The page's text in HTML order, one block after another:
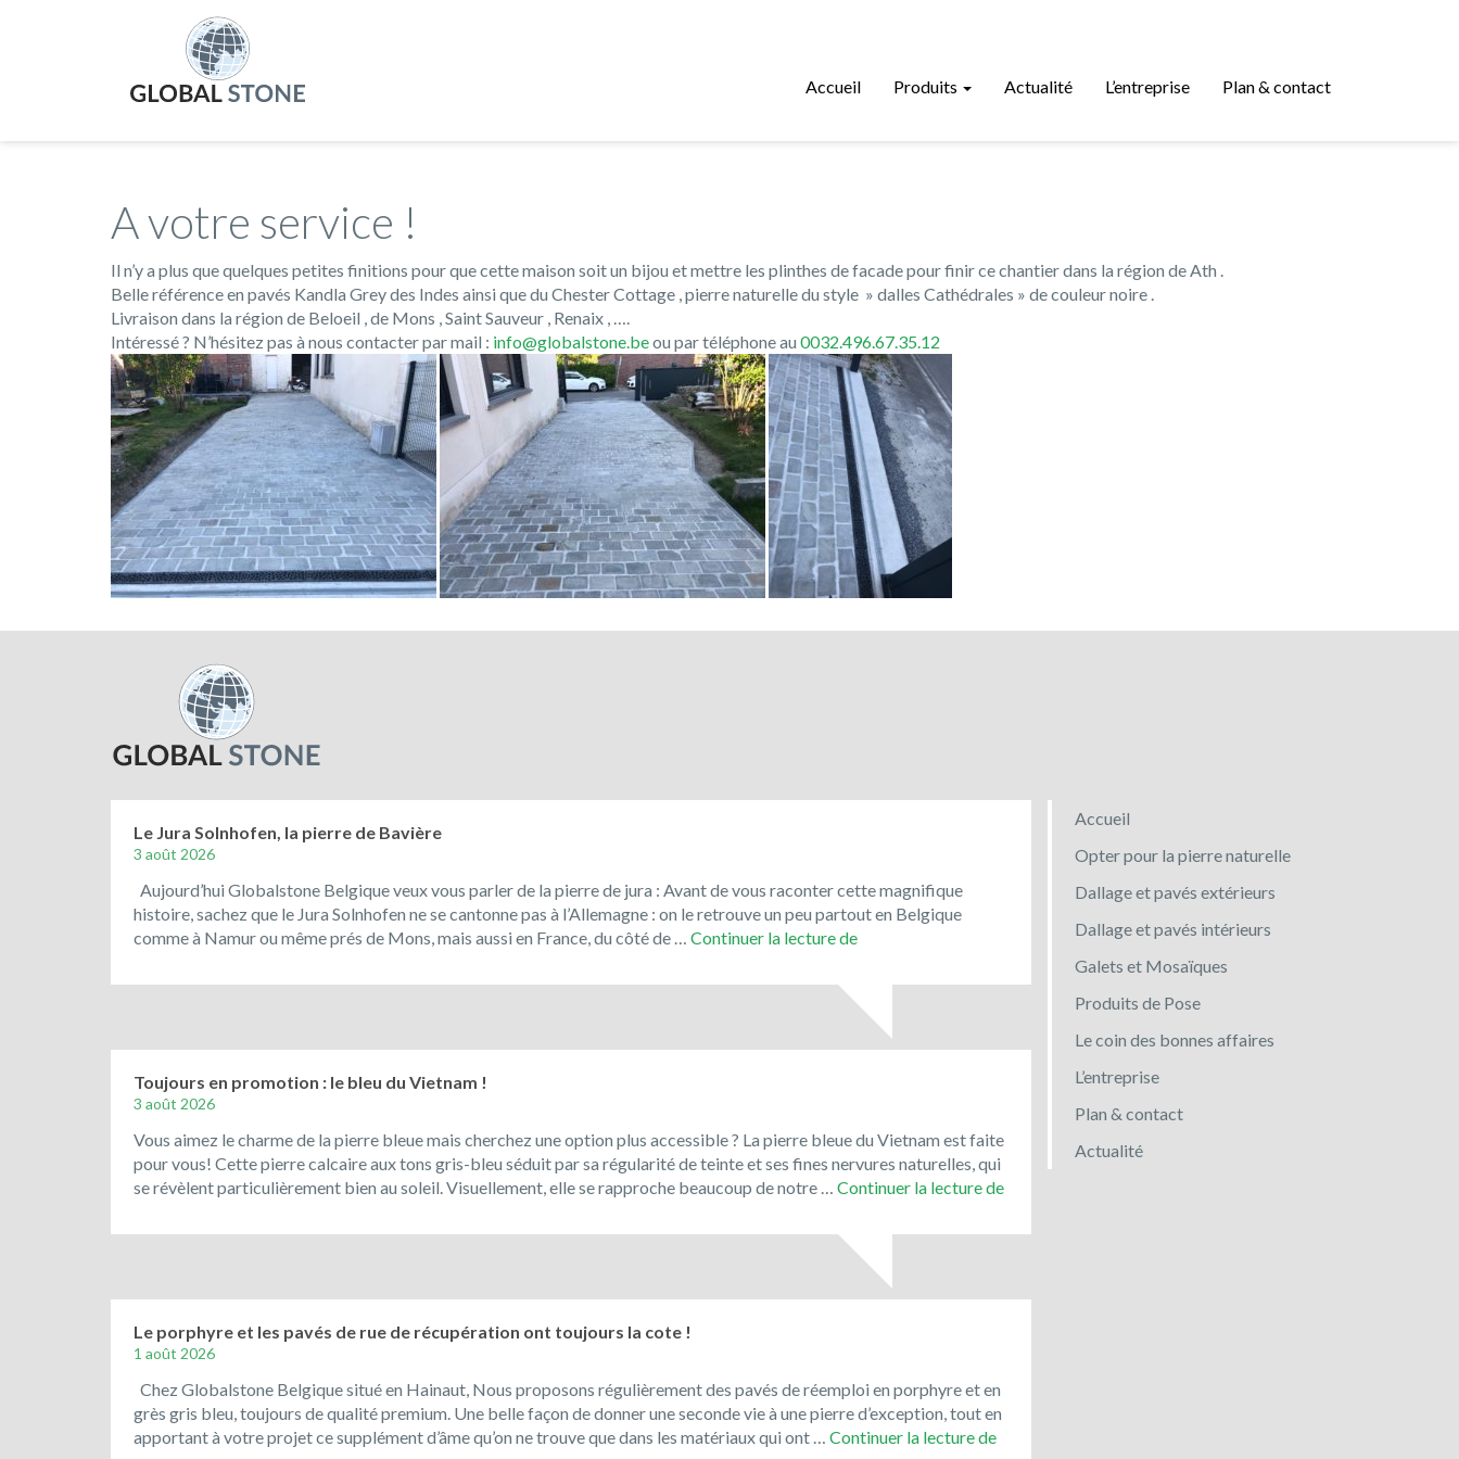
Accueil Produits Actualité L’entreprise Plan & contact
A votre service !
Il n’y a plus que quelques petites finitions pour que cette maison soit un bijou et mettre les plinthes de facade pour finir ce chantier dans la région de Ath .
Belle référence en pavés Kandla Grey des Indes ainsi que du Chester Cottage , pierre naturelle du style » dalles Cathédrales » de couleur noire .
Livraison dans la région de Beloeil , de Mons , Saint Sauveur , Renaix , ….
Intéressé ? N’hésitez pas à nous contacter par mail : info@globalstone.beou par téléphone au 0032.496.67.35.12
Le Jura Solnhofen, la pierre de Bavière
3 août 2026
Aujourd’hui Globalstone Belgique veux vous parler de la pierre de jura : Avant de vous raconter cette magnifique
histoire, sachez que le Jura Solnhofen ne se cantonne pas à l’Allemagne : on le retrouve un peu partout en Belgique
comme à Namur ou même prés de Mons, mais aussi en France, du côté de … Continuer la lecture deLe
Solnhofen,
la
pierre
de
Toujours en promotion : le bleu du Vietnam !
3 août 2026
Vous aimez le charme de la pierre bleue mais cherchez une option plus accessible ? La pierre bleue du Vietnam est faite
pour vous! Cette pierre calcaire aux tons gris-bleu séduit par sa régularité de teinte et ses fines nervures naturelles, qui
se révèlent particulièrement bien au soleil. Visuellement, elle se rapproche beaucoup de notre … Continuer la lecture deToujours
promotion
bleu
Le porphyre et les pavés de rue de récupération ont toujours la cote !
1 août 2026
Chez Globalstone Belgique situé en Hainaut, Nous proposons régulièrement des pavés de réemploi en porphyre et en
grès gris bleu, toujours de qualité premium. Une belle façon de donner une seconde vie à une pierre d’exception, tout en
apportant à votre projet ce supplément d’âme qu’on ne trouve que dans les matériaux qui ont … Continuer la lecture deLe
Accueil
Opter pour la pierre naturelle
Dallage et pavés extérieurs
Dallage et pavés intérieurs
Galets et Mosaïques
Produits de Pose
Le coin des bonnes affaires
L’entreprise
Plan & contact
Actualité